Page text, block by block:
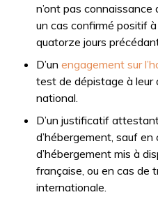
n’ont pas
un cas confirmé positif
quatorze jours
D’un engagement sur
test de dépistage à leur
national.
D’un justificatif
d’hébergement, sauf en
d’hébergement mis à
française, ou en cas de
internationale.